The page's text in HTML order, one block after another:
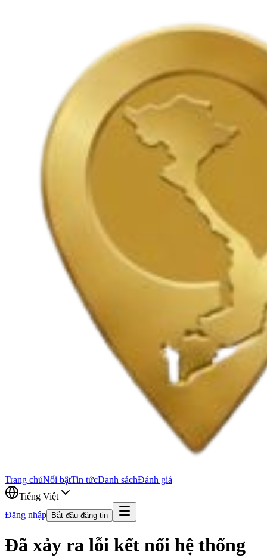
Trang chủNổi bậtTin tứcDanh sáchĐánh giá
Tiếng Việt
Đăng nhập
Bắt đầu đăng tin
Đã xảy ra lỗi kết nối hệ thống